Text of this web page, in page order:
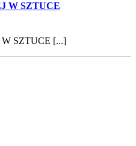
W SZTUCE
SZTUCE [...]